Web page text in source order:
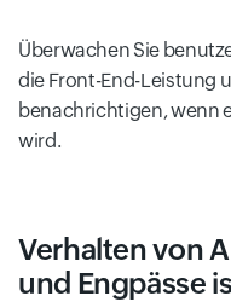
Überwachen Sie
die Front-End-Leistung
benachrichtigen, wenn
wird.
Verhalten von
und Engpässe